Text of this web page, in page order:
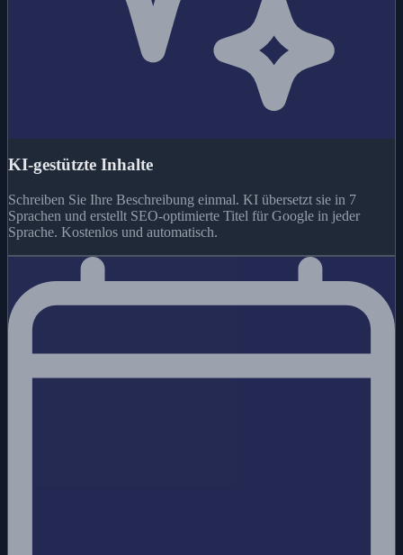
KI-gestützte Inhalte
Schreiben Sie Ihre Beschreibung einmal. KI übersetzt sie in 7
Sprachen und erstellt SEO-optimierte Titel für Google in jeder
Sprache. Kostenlos und automatisch.